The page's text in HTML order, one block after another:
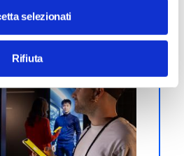
selezionati
Rifiuta
trasformazione digitale.